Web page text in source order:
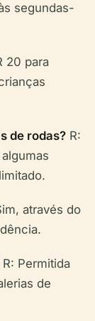
segundas-
20 para
de rodas? R:
através do
R: Permitida
de